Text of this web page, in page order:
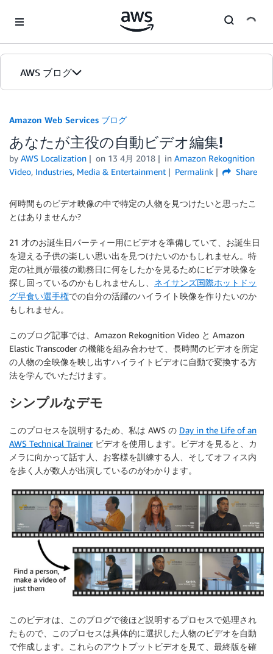
AWS ブログ
カテゴリ
エディション
Amazon Web Services ブログ
あなたが主役の自動ビデオ編集!
by AWS Localization on 13 4月 2018 in Amazon Rekognition
Video, Industries, Media & Entertainment Permalink Share
何時間ものビデオ映像の中で特定の人物を見つけたいと思ったこ
とはありませんか?
21 才のお誕生日パーティー用にビデオを準備していて、お誕生日
を迎える子供の楽しい思い出を見つけたいのかもしれません。特
定の社員が最後の勤務日に何をしたかを見るためにビデオ映像を
探し回っているのかもしれませんし、 ネイサンズ国際ホットドッ
グ早食い選手権での自分の活躍のハイライト映像を作りたいのか
もしれません。
このブログ記事では、Amazon Rekognition Video と Amazon
Elastic Transcoder の機能を組み合わせて、長時間のビデオを所定
の人物の全映像を映し出すハイライトビデオに自動で変換する方
法を学んでいただけます。
シンプルなデモ
このプロセスを説明するため、私は AWS の Day in the Life of an
AWS Technical Trainerビデオを使用します。ビデオを見ると、カ
メラに向かって話す人、お客様を訓練する人、そしてオフィス内
を歩く人が数人が出演しているのがわかります。
このビデオは、このブログで後ほど説明するプロセスで処理され
たもので、このプロセスは具体的に選択した人物のビデオを自動
で作成します。これらのアウトプットビデオを見て、最終版を確